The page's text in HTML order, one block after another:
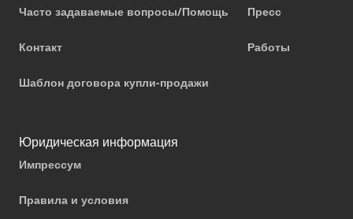
Часто задаваемые вопросы/Помощь
Контакт
Шаблон договора купли-продажи
Пресс
Работы
Юридическая информация
Импрессум
Правила и условия